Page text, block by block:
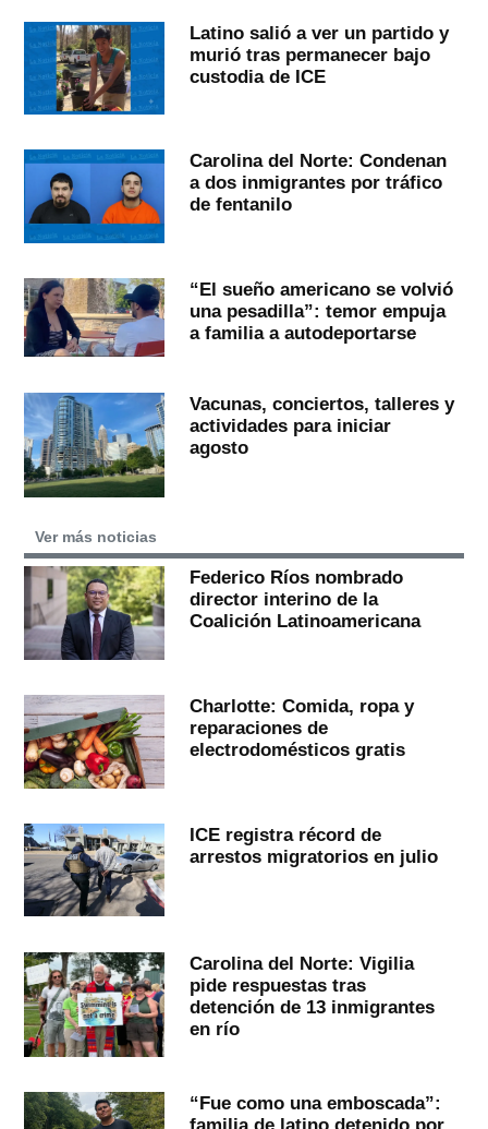
Latino salió a ver un partido y
murió tras permanecer bajo
custodia de ICE
Carolina del Norte: Condenan
a dos inmigrantes por tráfico
de fentanilo
“El sueño americano se volvió
una pesadilla”: temor empuja
a familia a autodeportarse
Vacunas, conciertos, talleres y
actividades para iniciar
agosto
Ver más noticias
Federico Ríos nombrado
director interino de la
Coalición Latinoamericana
Charlotte: Comida, ropa y
reparaciones de
electrodomésticos gratis
ICE registra récord de
arrestos migratorios en julio
Carolina del Norte: Vigilia
pide respuestas tras
detención de 13 inmigrantes
en río
“Fue como una emboscada”:
familia de latino detenido por